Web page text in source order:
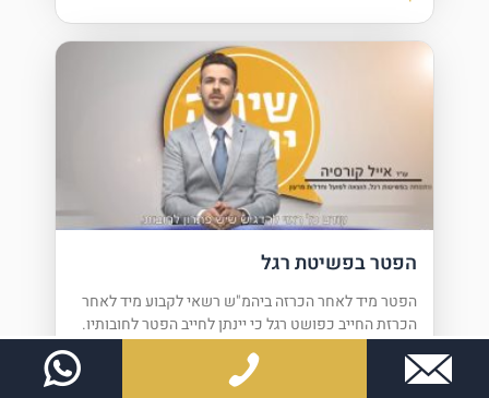
הפטר בפשיטת רגל
הפטר מיד לאחר הכרזה ביהמ"ש רשאי לקבוע מיד לאחר
הכרזת החייב כפושט רגל כי יינתן לחייב הפטר לחובותיו.
כיצד מבקשים הפטר? חייב שהוכרז כפושט רגל רשאי
יהיה להגיש באמצעות עורך דין פשיטת רגל בקשה להפטר